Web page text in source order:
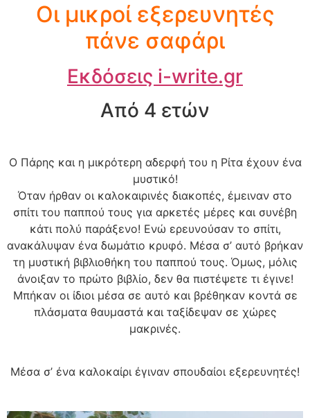
Οι μικροί εξερευνητές
πάνε σαφάρι
Εκδόσεις i-write.gr
Από 4 ετών
Ο Πάρης και η μικρότερη αδερφή του η Ρίτα έχουν ένα
μυστικό!
Όταν ήρθαν οι καλοκαιρινές διακοπές, έμειναν στο
σπίτι του παππού τους για αρκετές μέρες και συνέβη
κάτι πολύ παράξενο! Ενώ ερευνούσαν το σπίτι,
ανακάλυψαν ένα δωμάτιο κρυφό. Μέσα σ’ αυτό βρήκαν
τη μυστική βιβλιοθήκη του παππού τους. Όμως, μόλις
άνοιξαν το πρώτο βιβλίο, δεν θα πιστέψετε τι έγινε!
Μπήκαν οι ίδιοι μέσα σε αυτό και βρέθηκαν κοντά σε
πλάσματα θαυμαστά και ταξίδεψαν σε χώρες
μακρινές.
Μέσα σ’ ένα καλοκαίρι έγιναν σπουδαίοι εξερευνητές!